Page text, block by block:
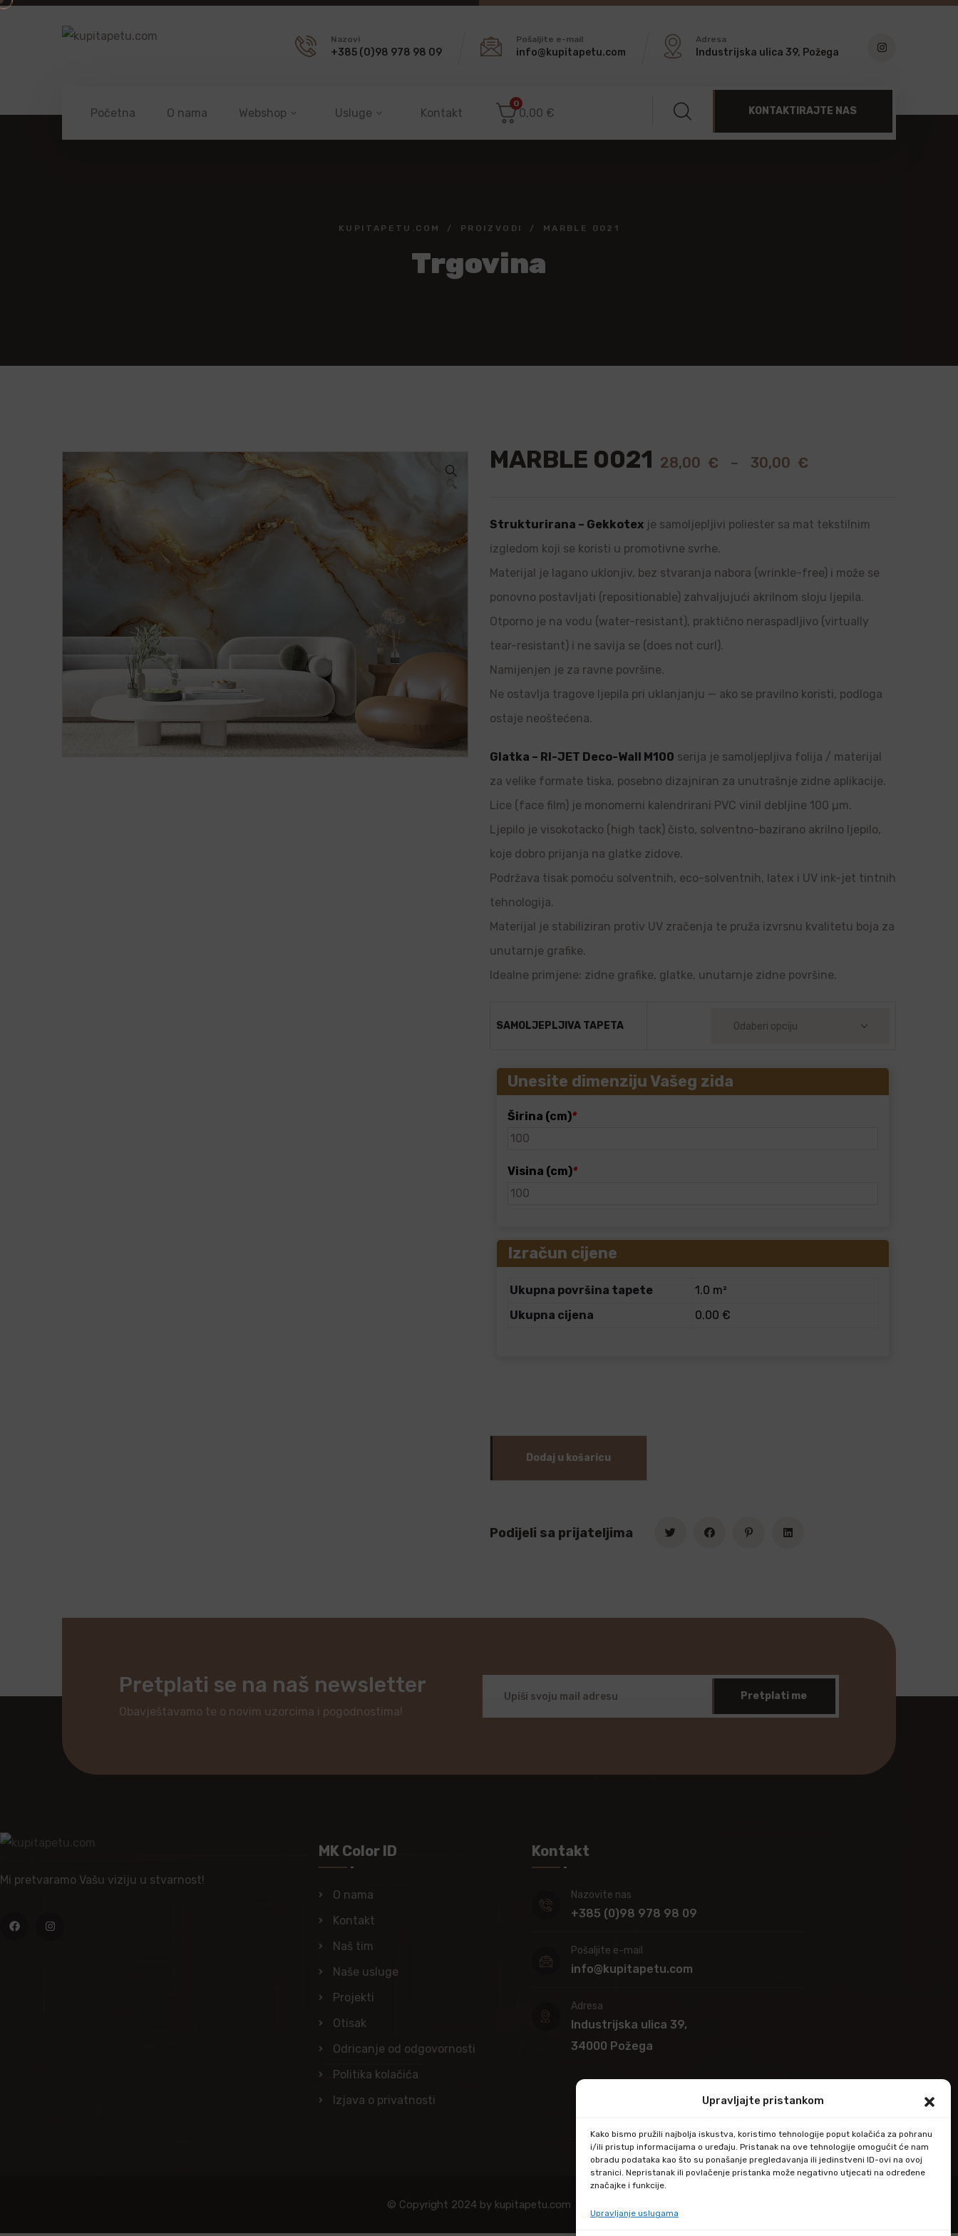
Upravljajte pristankom
Kako bismo pružili najbolja iskustva, koristimo tehnologije poput kolačića za pohranu
i/ili pristup informacijama o uređaju. Pristanak na ove tehnologije omogućit će nam
obradu podataka kao što su ponašanje pregledavanja ili jedinstveni ID-ovi na ovoj
stranici. Nepristanak ili povlačenje pristanka može negativno utjecati na određene
značajke i funkcije.
Upravljanje uslugama
Nazovi
+385 (0)98 978 98 09
Pošaljite e-mail
info@kupitapetu.com
Adresa
Industrijska ulica 39, Požega
Početna O nama Webshop Usluge Kontakt
0
0,00 € KONTAKTIRAJTE NAS
KUPITAPETU.COM PROIZVODI MARBLE 0021
Trgovina
🔍
MARBLE 0021 28,00 € – 30,00 €
Strukturirana – Gekkotex je samoljepljivi poliester sa mat tekstilnim
izgledom koji se koristi u promotivne svrhe.
Materijal je lagano uklonjiv, bez stvaranja nabora (wrinkle-free) i može se
ponovno postavljati (repositionable) zahvaljujući akrilnom sloju ljepila.
Otporno je na vodu (water-resistant), praktično neraspadljivo (virtually
tear-resistant) i ne savija se (does not curl).
Namijenjen je za ravne površine.
Ne ostavlja tragove ljepila pri uklanjanju — ako se pravilno koristi, podloga
ostaje neoštećena.
Glatka – RI-JET Deco-Wall M100 serija je samoljepljiva folija / materijal
za velike formate tiska, posebno dizajniran za unutrašnje zidne aplikacije.
Lice (face film) je monomerni kalendrirani PVC vinil debljine 100 µm.
Ljepilo je visokotacko (high tack) čisto, solventno-bazirano akrilno ljepilo,
koje dobro prijanja na glatke zidove.
Podržava tisak pomoću solventnih, eco-solventnih, latex i UV ink-jet tintnih
tehnologija.
Materijal je stabiliziran protiv UV zračenja te pruža izvrsnu kvalitetu boja za
unutarnje grafike.
Idealne primjene: zidne grafike, glatke, unutarnje zidne površine.
SAMOLJEPLJIVA TAPETA
Unesite dimenziju Vašeg zida
Širina (cm)*
Visina (cm)*
Izračun cijene
Ukupna površina tapete
1.0 m²
Ukupna cijena
0.00 €
Dodaj u košaricu
Podijeli sa prijateljima
Pretplati se na naš newsletter
Obavještavamo te o novim uzorcima i pogodnostima!
Pretplati me
Mi pretvaramo Vašu viziju u stvarnost!
MK Color ID
O nama
Kontakt
Naš tim
Naše usluge
Projekti
Otisak
Odricanje od odgovornosti
Politika kolačića
Izjava o privatnosti
Kontakt
Nazovite nas
+385 (0)98 978 98 09
Pošaljite e-mail
info@kupitapetu.com
Adresa
Industrijska ulica 39,
34000 Požega
© Copyright 2024 by kupitapetu.com